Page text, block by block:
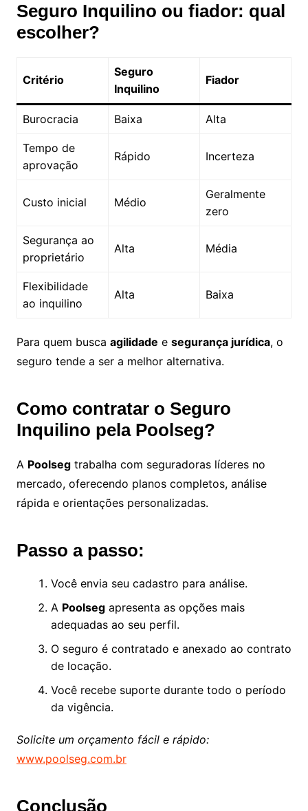
Seguro Inquilino ou fiador: qual
escolher?
Critério
Seguro
Inquilino
Fiador
Burocracia Baixa Alta
Tempo de
aprovação
Rápido Incerteza
Custo inicial Médio
Geralmente
zero
Segurança ao
proprietário
Alta Média
Flexibilidade
ao inquilino
Alta Baixa
Para quem busca agilidade e segurança jurídica, o
seguro tende a ser a melhor alternativa.
Como contratar o Seguro
Inquilino pela Poolseg?
A Poolsegtrabalha com seguradoras líderes no
mercado, oferecendo planos completos, análise
rápida e orientações personalizadas.
Passo a passo:
Você envia seu cadastro para análise.
A Poolsegapresenta as opções mais
adequadas ao seu perfil.
O seguro é contratado e anexado ao contrato
de locação.
Você recebe suporte durante todo o período
da vigência.
Solicite um orçamento fácil e rápido:
www.poolseg.com.br
Conclusão